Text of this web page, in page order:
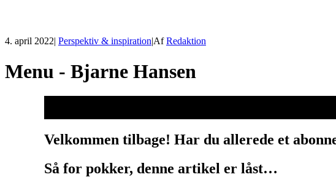
4. april 2022| Perspektiv & inspiration|AfRedaktion
Menu - Bjarne Hansen
Velkommen tilbage! Har du allerede et
Så for pokker, denne artikel er låst…